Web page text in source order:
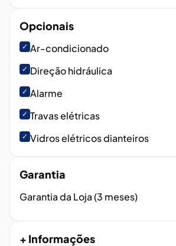
Opcionais
✓ Ar-condicionado
✓ Direção hidráulica
✓ Alarme
✓ Travas elétricas
✓ Vidros elétricos dianteiros
Garantia
Garantia da Loja (3 meses)
+ Informações